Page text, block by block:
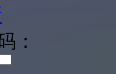
：